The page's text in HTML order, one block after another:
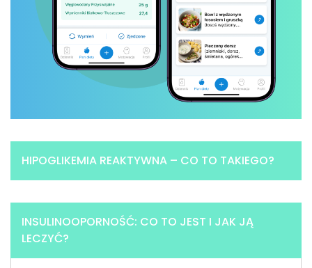
HIPOGLIKEMIA REAKTYWNA – CO TO TAKIEGO?
INSULINOOPORNOŚĆ: CO TO JEST I JAK JĄ
LECZYĆ?